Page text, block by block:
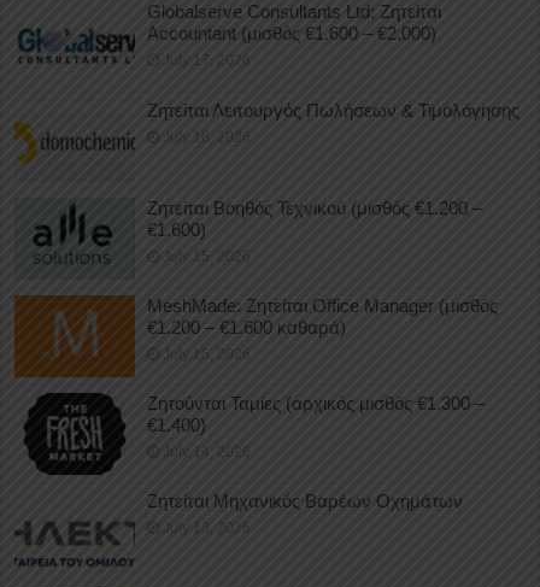
Globalserve Consultants Ltd: Ζητείται
Accountant (μισθός €1.600 – €2.000)
July 17, 2026
Ζητείται Λειτουργός Πωλήσεων & Τιμολόγησης
July 16, 2026
Ζητείται Βοηθός Τεχνικού (μισθός €1.200 –
€1.600)
July 15, 2026
MeshMade: Ζητείται Office Manager (μισθός
€1.200 – €1.600 καθαρά)
July 15, 2026
Ζητούνται Ταμίες (αρχικός μισθός €1.300 –
€1.400)
July 14, 2026
Ζητείται Μηχανικός Βαρέων Οχημάτων
July 13, 2026